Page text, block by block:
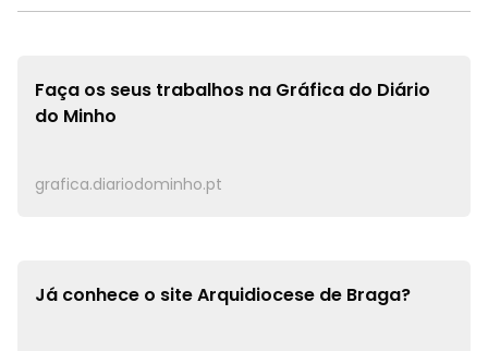
Faça os seus trabalhos na Gráfica do Diário
do Minho
grafica.diariodominho.pt
Já conhece o siteArquidiocese de Braga?